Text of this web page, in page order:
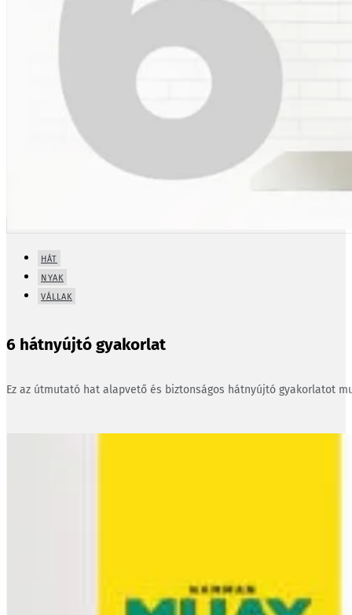
HÁT
NYAK
VÁLLAK
6 hátnyújtó gyakorlat
Ez az útmutató hat alapvető és biztonságos hátnyújtó gyakorlatot